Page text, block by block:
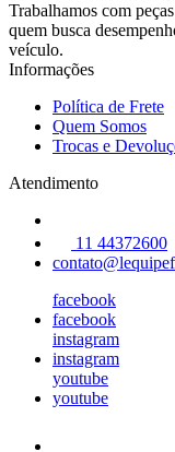
Trabalhamos com
quem busca
veículo.
Informações
Política de Frete
Quem Somos
Trocas e
Atendimento
11 44372600
facebook
facebook
instagram
instagram
youtube
youtube